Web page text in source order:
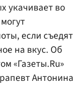
укачивает во
если съедят
на вкус. Об
«Газеты.Ru»
Антонина